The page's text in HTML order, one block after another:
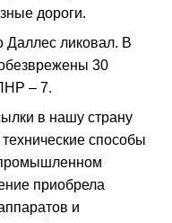
дороги.
Даллес ликовал. В
30
– 7.
в нашу страну
способы
приобрела
и